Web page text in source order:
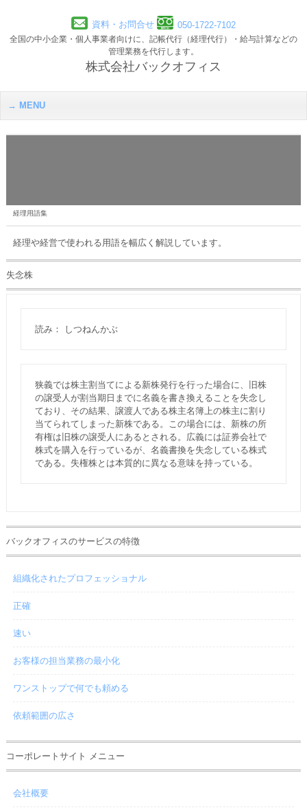
資料・お問合せ 050-1722-7102
全国の中小企業・個人事業者向けに、記帳代行（経理代行）・給与計算などの
管理業務を代行します。
株式会社バックオフィス
MENU
経理用語集
経理や経営で使われる用語を幅広く解説しています。
失念株
読み： しつねんかぶ
狭義では株主割当てによる新株発行を行った場合に、旧株
の譲受人が割当期日までに名義を書き換えることを失念し
ており、その結果、譲渡人である株主名簿上の株主に割り
当てられてしまった新株である。この場合には、新株の所
有権は旧株の譲受人にあるとされる。広義には証券会社で
株式を購入を行っているが、名義書換を失念している株式
である。失権株とは本質的に異なる意味を持っている。
バックオフィスのサービスの特徴
組織化されたプロフェッショナル
正確
速い
お客様の担当業務の最小化
ワンストップで何でも頼める
依頼範囲の広さ
コーポレートサイト メニュー
会社概要